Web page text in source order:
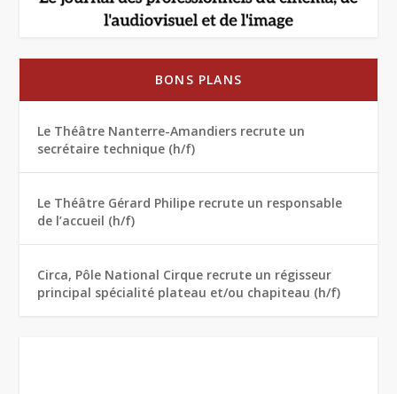
BONS PLANS
Le Théâtre Nanterre-Amandiers recrute un
secrétaire technique (h/f)
Le Théâtre Gérard Philipe recrute un responsable
de l’accueil (h/f)
Circa, Pôle National Cirque recrute un régisseur
principal spécialité plateau et/ou chapiteau (h/f)